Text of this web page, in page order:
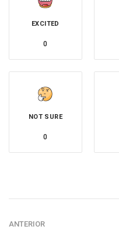
EXCITED
0
NOT SURE
0
ANTERIOR